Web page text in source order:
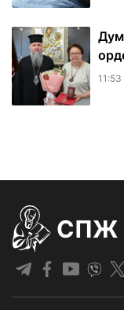
11:53
СПЖ